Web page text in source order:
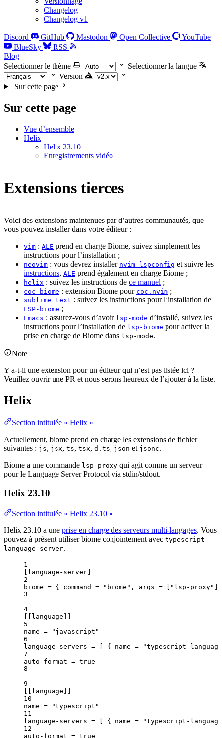
Changelog
Changelog v1
Discord GitHub Mastodon Open Collective
YouTube
BlueSky
RSS
Blog
Selectionner le thème
Selectionner la langue
Version
Sur cette page
Sur cette page
Vue d’ensemble
Helix
Helix 23.10
Enregistrements vidéo
Extensions tierces
Voici des extensions maintenues par d’autres communautés, que
vous pouvez installer dans votre éditeur :
vim : ALE prend en charge Biome, suivez simplement les
instructions pour l’installation ;
neovim : vous devrez installer nvim-lspconfig et suivre les
instructions, ALE prend également en charge Biome ;
helix : suivez les instructions de ce manuel ;
coc-biome : extension Biome pour coc.nvim ;
sublime text : suivez les instructions pour l’installation de
LSP-biome ;
Emacs : assurez-vous d’avoir lsp-mode d’installé, suivez les
instructions pour l’installation de lsp-biome pour activer la
prise en charge de Biome dans lsp-mode.
Note
Y a-t-il une extension pour un éditeur qui n’est pas listée ici ?
Veuillez ouvrir une PR et nous serons heureux de l’ajouter à la liste.
Helix
Section intitulée « Helix »
Actuellement, biome prend en charge les extensions de fichier
suivantes : js, jsx, ts, tsx, d.ts, json et jsonc.
Biome a une commande lsp-proxy qui agit comme un serveur
pour le Language Server Protocol via stdin/stdout.
Helix 23.10
Section intitulée « Helix 23.10 »
Helix 23.10 a une prise en charge des serveurs multi-langages. Vous
pouvez à présent utiliser biome conjointement avec typescript-
language-server.
1
[language-server]
2
biome = { command = " biome " , args = [ " lsp-proxy"
3
4
[[language]]
5
name = " javascript "
6
language-servers = [ { name = "typescript-
7
auto-format = true
8
9
[[language]]
10
name = "typescript "
11
language-servers = [ { name = "typescript-
12
auto-format = true